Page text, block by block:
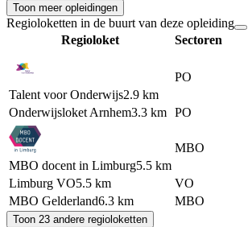
Toon meer opleidingen
Regioloketten in de buurt van deze opleiding
Regioloket
Sectoren
Talent voor Onderwijs2.9 km
PO
Onderwijsloket Arnhem3.3 km PO
MBO docent in Limburg5.5 km
MBO
Limburg VO5.5 km
VO
MBO Gelderland6.3 km MBO
Toon 23 andere regioloketten